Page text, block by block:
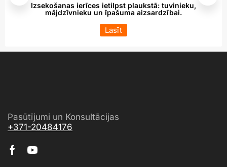
Izsekošanas ierīces ietilpst plaukstā: tuvinieku,
mājdzīvnieku un īpašuma aizsardzībai.
Lasīt
Pasūtījumi un Konsultācijas
+371-20484176